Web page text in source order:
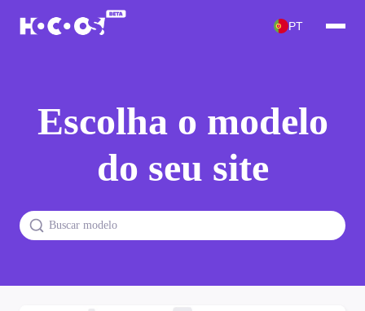
PT
Escolha o modelo
do seu site